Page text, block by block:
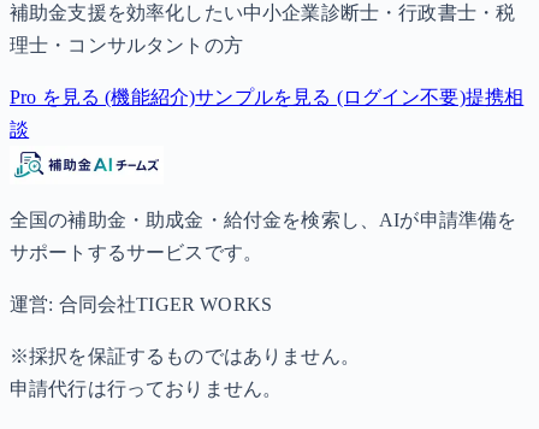
補助金支援を効率化したい中小企業診断士・行政書士・税
理士・コンサルタントの方
Pro を見る (機能紹介)サンプルを見る (ログイン不要)提携相
談
全国の補助金・助成金・給付金を検索し、AIが申請準備を
サポートするサービスです。
運営: 合同会社TIGER WORKS
※採択を保証するものではありません。
申請代行は行っておりません。